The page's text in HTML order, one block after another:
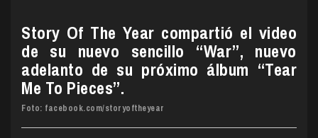
Story Of The Year compartió el video
de su nuevo sencillo “War”, nuevo
adelanto de su próximo álbum “Tear
Me To Pieces”.
Foto: facebook.com/storyoftheyear